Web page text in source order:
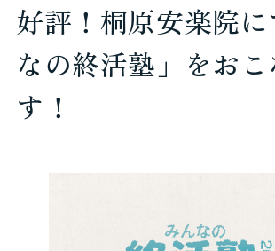
好評！桐原安楽院
なの終活塾」をおこ
す！